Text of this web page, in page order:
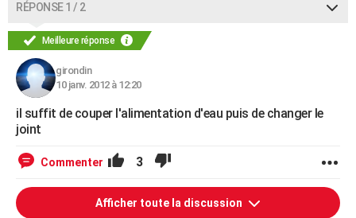
RÉPONSE 1 / 2
Meilleure réponse
girondin
10 janv. 2012 à 12:20
il suffit de couper l'alimentation d'eau puis de changer le
joint
Commenter 3
Afficher toute la discussion